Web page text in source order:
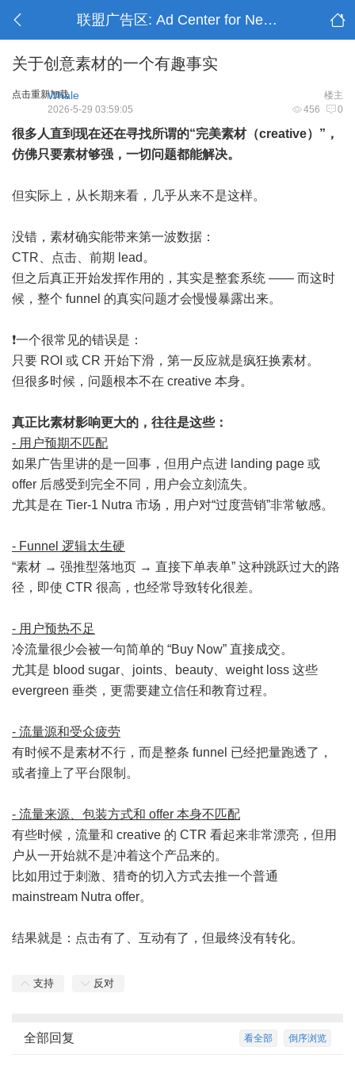
联盟广告区: Ad Center for Networks
关于创意素材的一个有趣事实
点击重新加载 楼主
Whale
456 0
2026-5-29 03:59:05
很多人直到现在还在寻找所谓的“完美素材（creative）”，
仿佛只要素材够强，一切问题都能解决。
但实际上，从长期来看，几乎从来不是这样。
没错，素材确实能带来第一波数据：
CTR、点击、前期 lead。
但之后真正开始发挥作用的，其实是整套系统 —— 而这时
候，整个 funnel 的真实问题才会慢慢暴露出来。
❗️一个很常见的错误是：
只要 ROI 或 CR 开始下滑，第一反应就是疯狂换素材。
但很多时候，问题根本不在 creative 本身。
真正比素材影响更大的，往往是这些：
- 用户预期不匹配
如果广告里讲的是一回事，但用户点进 landing page 或
offer 后感受到完全不同，用户会立刻流失。
尤其是在 Tier-1 Nutra 市场，用户对“过度营销”非常敏感。
- Funnel 逻辑太生硬
“素材 → 强推型落地页 → 直接下单表单” 这种跳跃过大的路
径，即使 CTR 很高，也经常导致转化很差。
- 用户预热不足
冷流量很少会被一句简单的 “Buy Now” 直接成交。
尤其是 blood sugar、joints、beauty、weight loss 这些
evergreen 垂类，更需要建立信任和教育过程。
- 流量源和受众疲劳
有时候不是素材不行，而是整条 funnel 已经把量跑透了，
或者撞上了平台限制。
- 流量来源、包装方式和 offer 本身不匹配
有些时候，流量和 creative 的 CTR 看起来非常漂亮，但用
户从一开始就不是冲着这个产品来的。
比如用过于刺激、猎奇的切入方式去推一个普通
mainstream Nutra offer。
结果就是：点击有了、互动有了，但最终没有转化。
支持 反对
倒序浏览
看全部
全部回复